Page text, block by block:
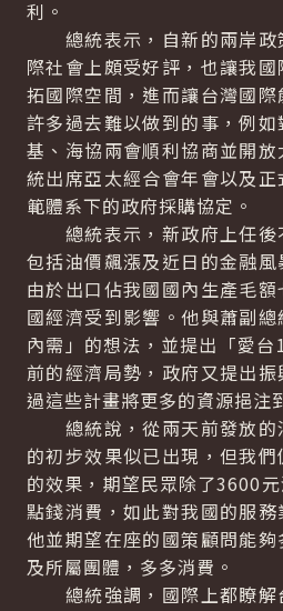
利。
總統表示，自新的兩岸政
際社會上頗受好評，也讓我
拓國際空間，進而讓台灣國
許多過去難以做到的事，例
基、海協兩會順利協商並開
統出席亞太經合會年會以及
範體系下的政府採購協定。
總統表示，新政府上任後
包括油價飆漲及近日的金融風
由於出口佔我國國內生產毛
國經濟受到影響。他與蕭副
內需」的想法，並提出「愛
前的經濟局勢，政府又提出
過這些計畫將更多的資源挹注
總統說，從兩天前發放的
的初步效果似已出現，但我
的效果，期望民眾除了3600
點錢消費，如此對我國的服務
他並期望在座的國策顧問能
及所屬團體，多多消費。
總統強調，國際上都瞭解